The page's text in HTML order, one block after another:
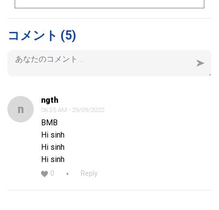
コメント (5)
n
ngth
06:35 AM - 29/09/2022
BMB
Hi sinh
Hi sinh
Hi sinh
0 Reply